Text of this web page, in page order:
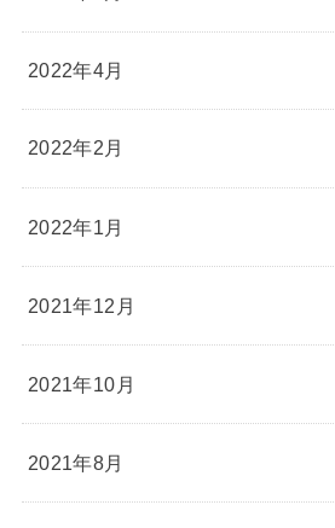
2022年4月
2022年2月
2022年1月
2021年12月
2021年10月
2021年8月